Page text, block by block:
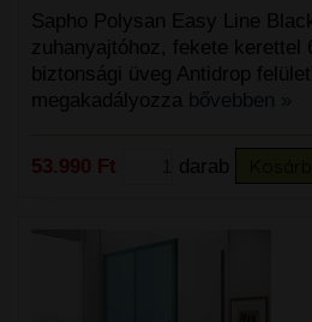
Sapho Polysan Easy Line
zuhanyajtóhoz, fekete kerettel
biztonsági üveg Antidrop
megakadályozza bővebben »
53.990 Ft darab